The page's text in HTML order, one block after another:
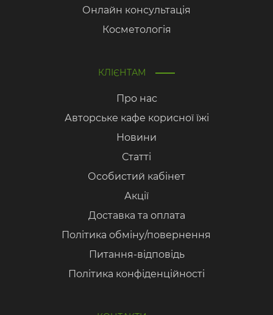
Онлайн консультація
Косметологія
КЛІЄНТАМ
Про нас
Авторське кафе корисної їжі
Новини
Статті
Особистий кабінет
Акції
Доставка та оплата
Політика обміну/повернення
Питання-відповідь
Політика конфіденційності